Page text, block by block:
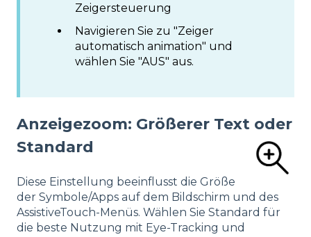
Zeigersteuerung
Navigieren Sie zu "Zeiger
automatisch animation" und
wählen Sie "AUS" aus.
Anzeigezoom: Größerer Text oder
Standard
Diese Einstellung beeinflusst die Größe
der Symbole/Apps auf dem Bildschirm und des
AssistiveTouch-Menüs. Wählen Sie Standard für
die beste Nutzung mit Eye-Tracking und